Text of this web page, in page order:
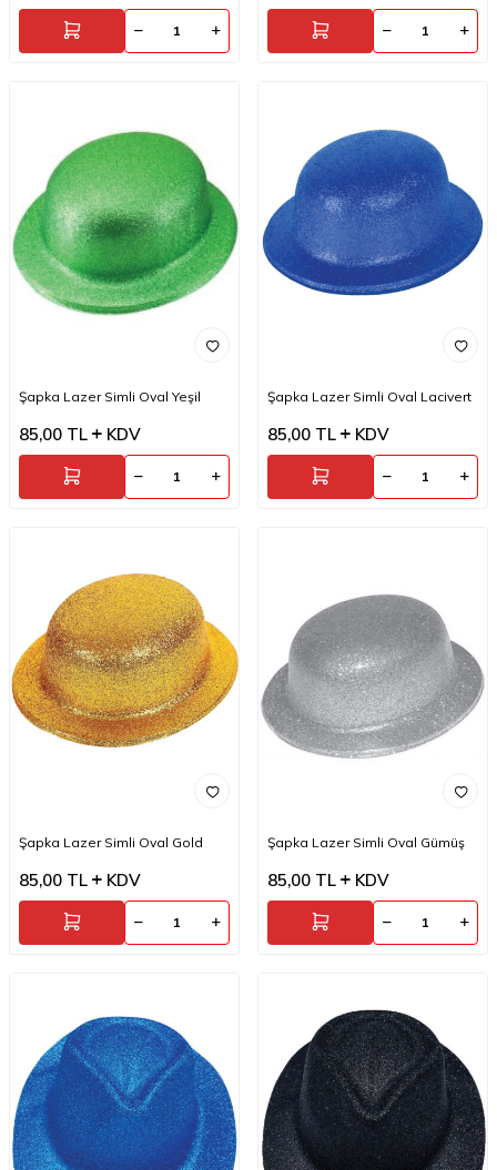
Şapka Lazer Simli Oval Yeşil
85,00 TL KDV
Şapka Lazer Simli Oval Lacivert
85,00 TL KDV
Şapka Lazer Simli Oval Gold
85,00 TL KDV
Şapka Lazer Simli Oval Gümüş
85,00 TL KDV